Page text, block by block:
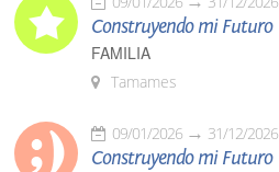
Construyendo mi Futuro
FAMILIA
Tamames
09/01/2026 31/12/2026
Construyendo mi Futuro